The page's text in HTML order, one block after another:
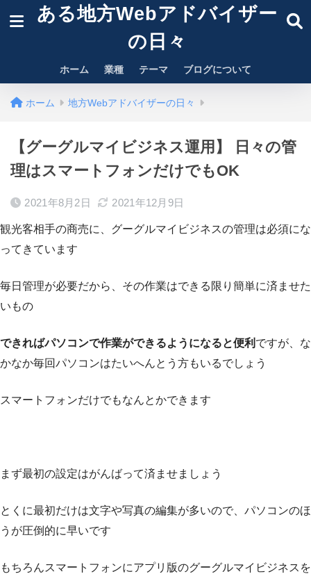
ある地方Webアドバイザー
の日々
ホーム 業種 テーマ ブログについて
ホーム 地方Webアドバイザーの日々
【グーグルマイビジネス運用】 日々の管
理はスマートフォンだけでもOK
2021年8月2日 2021年12月9日
観光客相手の商売に、グーグルマイビジネスの管理は必須にな
ってきています
毎日管理が必要だから、その作業はできる限り簡単に済ませた
いもの
できればパソコンで作業ができるようになると便利 ですが、な
かなか毎回パソコンはたいへんとう方もいるでしょう
スマートフォンだけでもなんとかできます
まず最初の設定はがんばって済ませましょう
とくに最初だけは文字や写真の編集が多いので、パソコンのほ
うが圧倒的に早いです
もちろんスマートフォンにアプリ版のグーグルマイビジネスを